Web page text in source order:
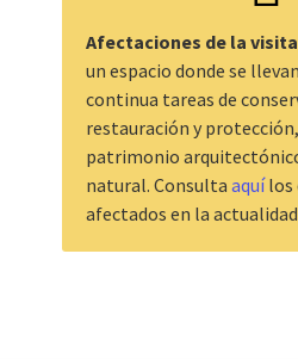
Afectaciones de la
un espacio donde se
continua tareas de
restauración y
patrimonio
natural. Consultaaquílos
afectados en la